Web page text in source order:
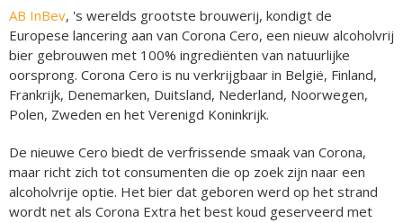
AB InBev, 's werelds grootste brouwerij, kondigt de
Europese lancering aan van Corona Cero, een nieuw alcoholvrij
bier gebrouwen met 100% ingrediënten van natuurlijke
oorsprong. Corona Cero is nu verkrijgbaar in België, Finland,
Frankrijk, Denemarken, Duitsland, Nederland, Noorwegen,
Polen, Zweden en het Verenigd Koninkrijk.
De nieuwe Cero biedt de verfrissende smaak van Corona,
maar richt zich tot consumenten die op zoek zijn naar een
alcoholvrije optie. Het bier dat geboren werd op het strand
wordt net als Corona Extra het best koud geserveerd met